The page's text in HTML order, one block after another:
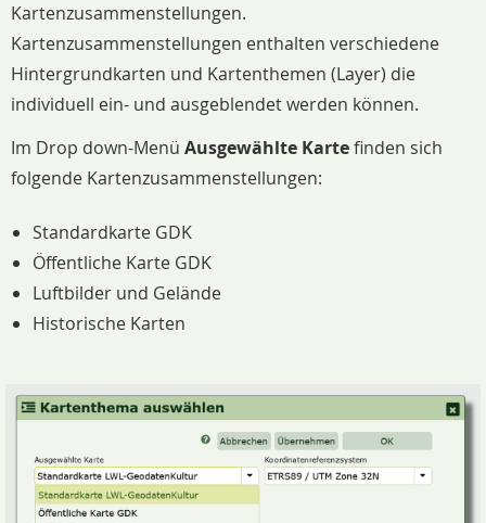
Kartenzusammenstellungen.
Kartenzusammenstellungen enthalten verschiedene
Hintergrundkarten und Kartenthemen (Layer) die
individuell ein- und ausgeblendet werden können.
Im Drop down-Menü Ausgewählte Kartefinden sich
folgende Kartenzusammenstellungen:
Standardkarte GDK
Öffentliche Karte GDK
Luftbilder und Gelände
Historische Karten